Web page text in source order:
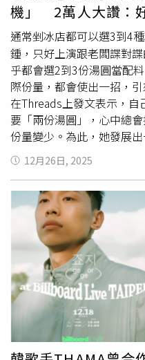
許願潮，有人敲碗鹹口味，
蚵仔煎，也有人喊話想要
肉鬆口味。
機」 2萬人大讚：
通常剉冰店都可以選3到4
鍾，只好上演跟老闆諜對
乎都會選2到3份湯圓當配
際份量，都會使出一招，
在Threads上發文表示，
要「兩份湯圓」，心中總
份量變少。為此，她發展
第一份湯圓時假裝猶豫一
了」，藉此達成兩份湯圓
決定，份量可能會比較實
讚，在網路上掀起熱烈迴
己的小聰明」。不少網友
配料老闆都只會給1.5份」
點別的料，第三份點湯圓
不確定剉冰店是不是用湯
效」、「我學會了，但對
用」。也有許多網友分享
八寶冰（可以選8種料），
說：芋頭很貴，我只能再
的」、 「我吃魯肉飯也是
12月26日, 2025